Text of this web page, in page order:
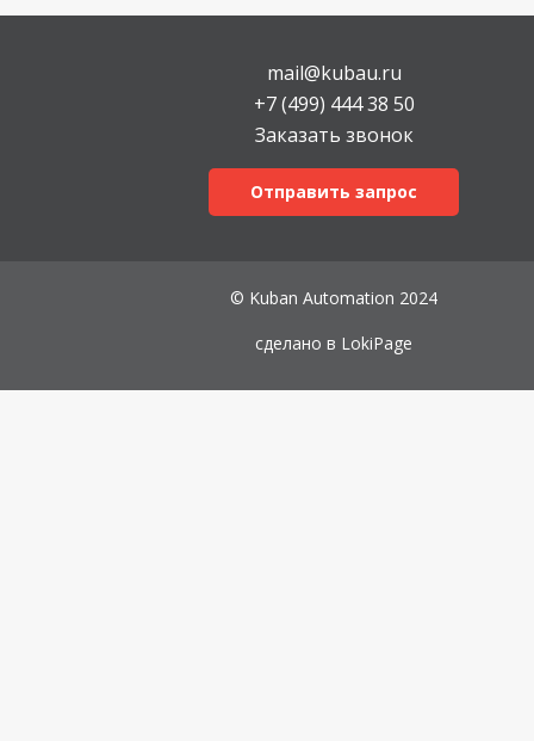
mail@kubau.ru
+7 (499) 444 38 50
Заказать звонок
Отправить запрос
© Kuban Automation 2024
сделано в LokiPage